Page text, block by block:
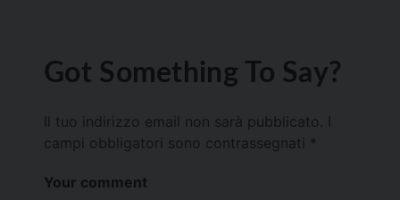
Got Something To Say?
Il tuo indirizzo email non sarà pubblicato.
campi obbligatori sono contrassegnati *
Your comment